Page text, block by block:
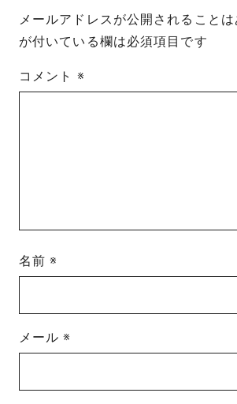
メールアドレスが公開されることは
が付いている欄は必須項目です
コメント ※
名前※
メール※